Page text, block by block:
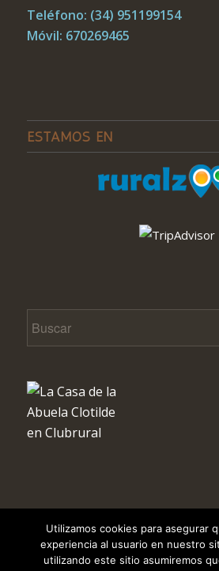
Teléfono: (34) 951199154
Móvil: 670269465
ESTAMOS EN
Todos los derechos reservados © Copyright
Clotilde | Diseño y Desarrollo Web de
Utilizamos cookies para asegurar
experiencia al usuario en nuestro
utilizando este sitio asumiremos